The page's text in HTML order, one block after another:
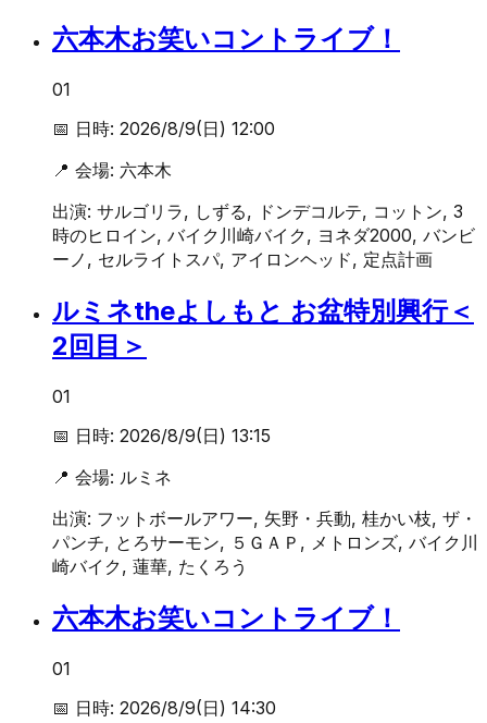
六本木お笑いコントライブ！
01
📅 日時: 2026/8/9(日) 12:00
📍 会場: 六本木
出演: サルゴリラ, しずる, ドンデコルテ, コットン, 3
時のヒロイン, バイク川崎バイク, ヨネダ2000, バンビ
ーノ, セルライトスパ, アイロンヘッド, 定点計画
ルミネtheよしもと お盆特別興行＜
2回目＞
01
📅 日時: 2026/8/9(日) 13:15
📍 会場: ルミネ
出演: フットボールアワー, 矢野・兵動, 桂かい枝, ザ・
パンチ, とろサーモン, ５ＧＡＰ, メトロンズ, バイク川
崎バイク, 蓮華, たくろう
六本木お笑いコントライブ！
01
📅 日時: 2026/8/9(日) 14:30